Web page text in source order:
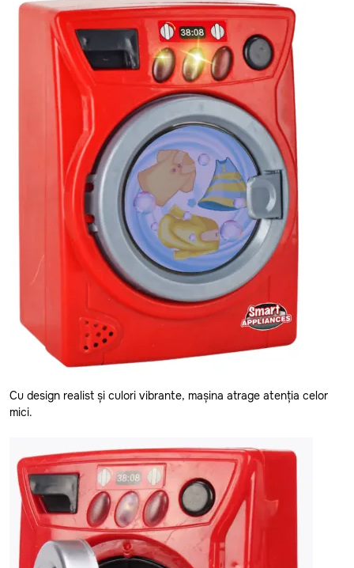
Cu design realist și culori vibrante, mașina atrage atenția celor
mici.